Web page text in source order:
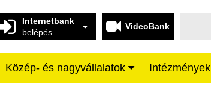
Internetbank
belépés
VideoBank
Közép- és nagyvállalatok Intézmények